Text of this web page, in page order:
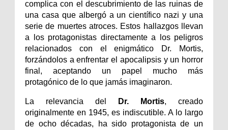
complica con el descubrimiento de las ruinas de
una casa que albergó a un científico nazi y una
serie de muertes atroces. Estos hallazgos llevan
a los protagonistas directamente a los peligros
relacionados con el enigmático Dr. Mortis,
forzándolos a enfrentar el apocalipsis y un horror
final, aceptando un papel mucho más
protagónico de lo que jamás imaginaron.
La relevancia del Dr. Mortis, creado
originalmente en 1945, es indiscutible. A lo largo
de ocho décadas, ha sido protagonista de un